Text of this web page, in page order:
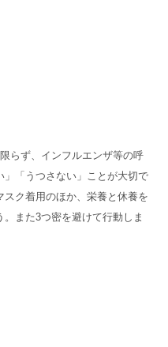
らず、インフルエンザ等の呼
「うつさない」ことが大切で
ク着用のほか、栄養と休養を
また3つ密を避けて行動しま